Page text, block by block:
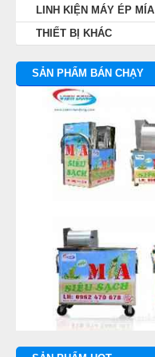
LINH KIỆN MÁY ÉP MÍA
THIẾT BỊ KHÁC
SẢN PHẨM BÁN CHẠY